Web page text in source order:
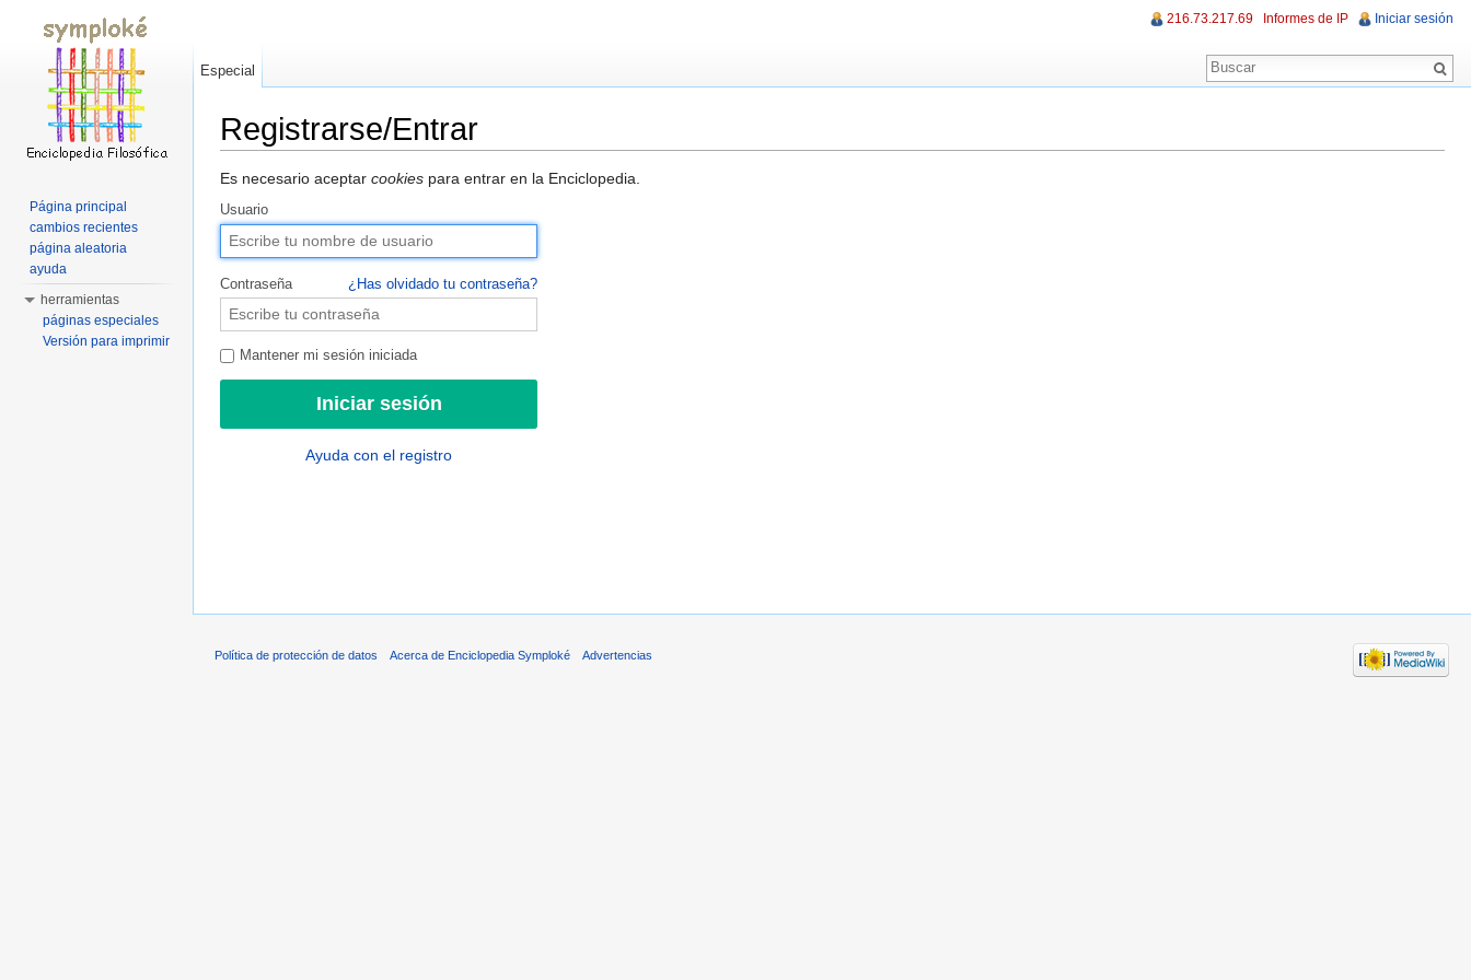
Registrarse/Entrar
Es necesario aceptar cookies para entrar en la Enciclopedia.
Usuario
Contraseña ¿Has olvidado tu contraseña?
Mantener mi sesión iniciada
Ayuda con el registro
216.73.217.69 Informes de IP Iniciar sesión
Especial
Página principal
cambios recientes
página aleatoria
ayuda
herramientas
páginas especiales
Versión para imprimir
Política de protección de datos Acerca de Enciclopedia Symploké Advertencias